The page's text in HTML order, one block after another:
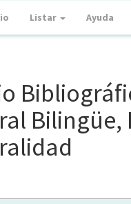
Listar Ayuda
Bilingüe,